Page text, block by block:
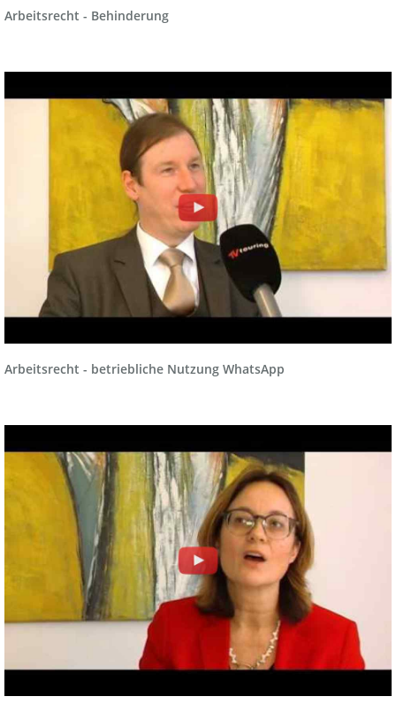
Arbeitsrecht - Behinderung
Arbeitsrecht - betriebliche Nutzung WhatsApp